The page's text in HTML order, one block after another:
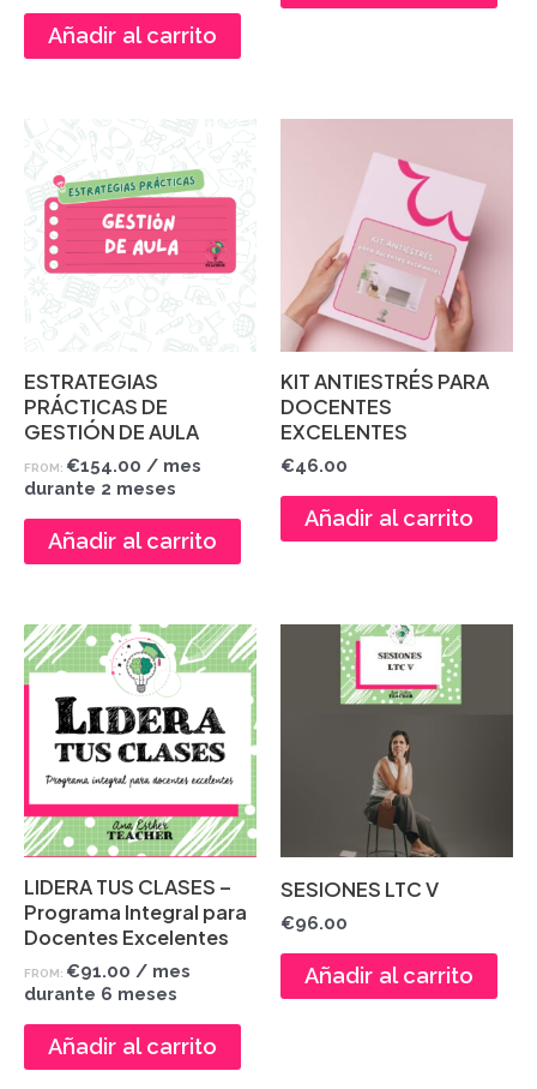
Añadir al carrito
ESTRATEGIAS
PRÁCTICAS DE
GESTIÓN DE AULA
FROM: €154.00 / mes
durante 2 meses
Añadir al carrito
KIT ANTIESTRÉS PARA
DOCENTES
EXCELENTES
€46.00
Añadir al carrito
LIDERA TUS CLASES –
Programa Integral para
Docentes Excelentes
FROM: €91.00 / mes
durante 6 meses
Añadir al carrito
SESIONES LTC V
€96.00
Añadir al carrito